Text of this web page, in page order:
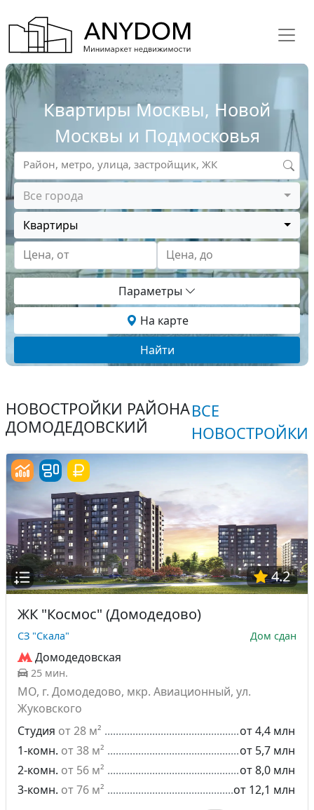
Квартиры Москвы, Новой
Москвы и Подмосковья
Все города
Квартиры
Цена, от
Цена, до
Район, метро, улица, застройщик, ЖК
Параметры
На карте
Найти
НОВОСТРОЙКИ РАЙОНА
ДОМОДЕДОВСКИЙ
ВСЕ
НОВОСТРОЙКИ
4.2
ЖК "Космос" (Домодедово)
СЗ "Скала" Дом сдан
Домодедовская
25 мин.
МО, г. Домодедово, мкр. Авиационный, ул.
Жуковского
Студия от 28 м²
от 4,4 млн
1-комн. от 38 м²
от 5,7 млн
2-комн. от 56 м²
от 8,0 млн
3-комн. от 76 м² от 12,1 млн